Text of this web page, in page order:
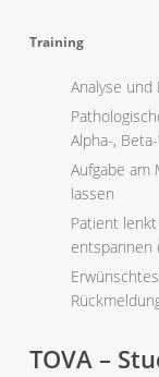
Training
Analyse
Alpha-,
Aufgabe am
lassen
Patient
entspannen
TOVA –